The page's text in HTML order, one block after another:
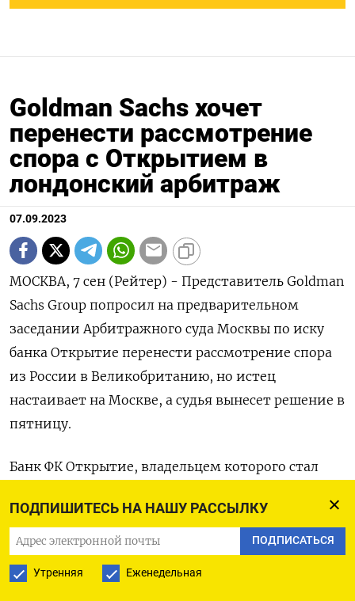
ПОДПИШИТЕСЬ НА НАШУ РАССЫЛКУ
ПОДПИСАТЬСЯ
Утренняя Еженедельная
Goldman Sachs хочет
перенести рассмотрение
спора с Открытием в
лондонский арбитраж
07.09.2023
МОСКВА, 7 сен (Рейтер) - Представитель Goldman
Sachs Group попросил на предварительном
заседании Арбитражного суда Москвы по иску
банка Открытие перенести рассмотрение спора
из России в Великобританию, но истец
настаивает на Москве, а судья вынесет решение в
пятницу.
Банк ФК Открытие, владельцем которого стал
взыскании с компаний Goldman Sachs
International, Goldman Sachs Group и Goldman
Sachs & Co LLC задолженности на сумму 614,74
миллиона рублей по соглашению о деривативах.